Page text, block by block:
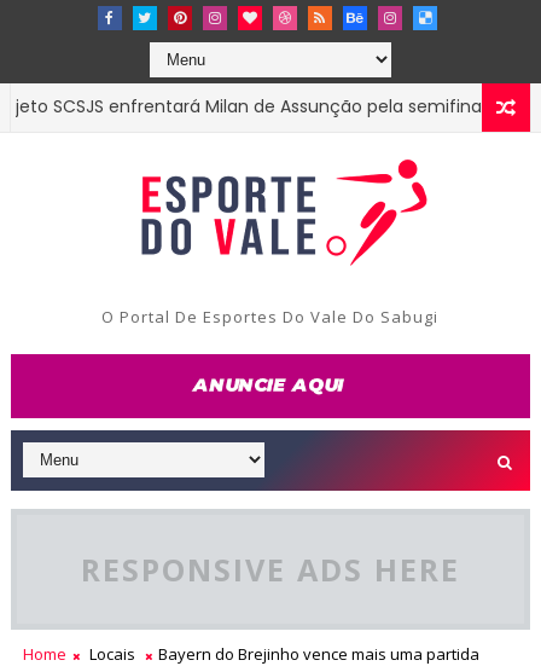
enfrentará Milan de Assunção pela semifinal do 2º
O Portal De Esportes Do Vale Do Sabugi
RESPONSIVE ADS HERE
Home Locais
Bayern do Brejinho vence mais uma partida